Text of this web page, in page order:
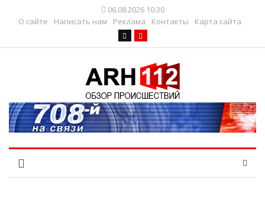
06.08.2026 10:30
О сайте
Написать нам Реклама Контакты Карта сайта